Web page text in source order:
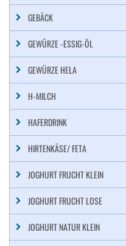
GEBÄCK
GEWÜRZE -ESSIG-ÖL
GEWÜRZE HELA
H-MILCH
HAFERDRINK
HIRTENKÄSE/ FETA
JOGHURT FRUCHT KLEIN
JOGHURT FRUCHT LOSE
JOGHURT NATUR KLEIN